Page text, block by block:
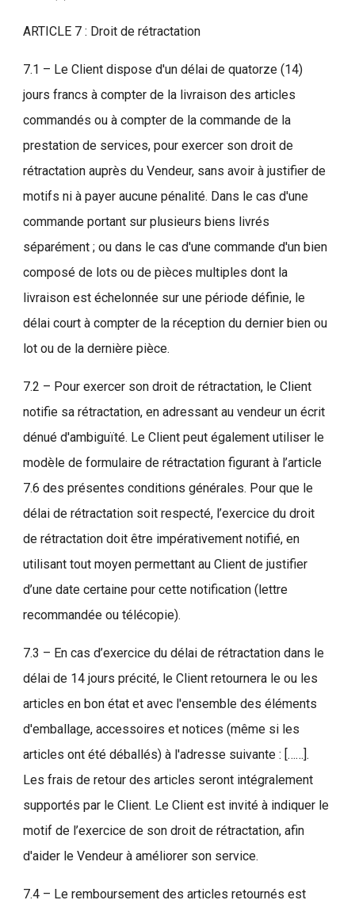
ARTICLE 7 : Droit de rétractation
7.1 – Le Client dispose d'un délai de quatorze (14)
jours francs à compter de la livraison des articles
commandés ou à compter de la commande de la
prestation de services, pour exercer son droit de
rétractation auprès du Vendeur, sans avoir à justifier de
motifs ni à payer aucune pénalité. Dans le cas d'une
commande portant sur plusieurs biens livrés
séparément ; ou dans le cas d'une commande d'un bien
composé de lots ou de pièces multiples dont la
livraison est échelonnée sur une période définie, le
délai court à compter de la réception du dernier bien ou
lot ou de la dernière pièce.
7.2 – Pour exercer son droit de rétractation, le Client
notifie sa rétractation, en adressant au vendeur un écrit
dénué d'ambiguïté. Le Client peut également utiliser le
modèle de formulaire de rétractation figurant à l’article
7.6 des présentes conditions générales. Pour que le
délai de rétractation soit respecté, l’exercice du droit
de rétractation doit être impérativement notifié, en
utilisant tout moyen permettant au Client de justifier
d’une date certaine pour cette notification (lettre
recommandée ou télécopie).
7.3 – En cas d’exercice du délai de rétractation dans le
délai de 14 jours précité, le Client retournera le ou les
articles en bon état et avec l'ensemble des éléments
d'emballage, accessoires et notices (même si les
articles ont été déballés) à l'adresse suivante : [……].
Les frais de retour des articles seront intégralement
supportés par le Client. Le Client est invité à indiquer le
motif de l’exercice de son droit de rétractation, afin
d'aider le Vendeur à améliorer son service.
7.4 – Le remboursement des articles retournés est